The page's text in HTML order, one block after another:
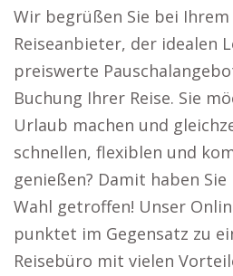
Wir begrüßen Sie bei
Reiseanbieter, der idealen
preiswerte
Buchung Ihrer Reise. Sie
Urlaub machen und
schnellen, flexiblen und
genießen? Damit haben
Wahl getroffen! Unser
punktet im Gegensatz zu
Reisebüro mit vielen